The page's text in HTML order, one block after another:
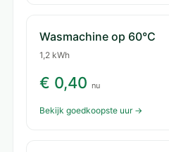
Wasmachine op 60°C
1,2 kWh
€ 0,40 nu
Bekijk goedkoopste uur →